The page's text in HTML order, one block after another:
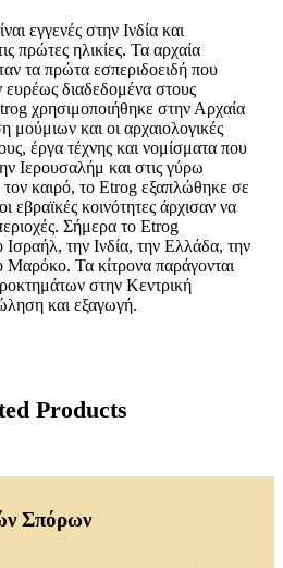
εγγενές στην Ινδία και
πρώτες ηλικίες. Τα αρχαία
τα πρώτα εσπεριδοειδή που
ευρέως διαδεδομένα στους
χρησιμοποιήθηκε στην Αρχαία
μούμιων και οι αρχαιολογικές
έργα τέχνης και νομίσματα που
Ιερουσαλήμ και στις γύρω
καιρό, το Etrog εξαπλώθηκε σε
κοινότητες άρχισαν να
Σήμερα το Etrog
Ισραήλ, την Ινδία, την Ελλάδα, την
Μαρόκο. Τα κίτρονα παράγονται
στην Κεντρική
και εξαγωγή.
Products
Σπόρων